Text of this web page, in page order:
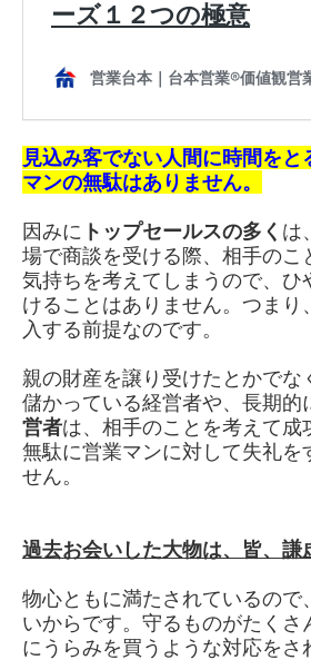
見込み客でない人間に時間をと
マンの無駄はありません。
因みに トップセールスの多く は
場で商談を受ける際、相手のこ
気持ちを考えてしまうので、ひ
けることはありません。つまり
入する前提なのです。
親の財産を譲り受けたとかでな
儲かっている経営者や、長期的
営者は、相手のことを考えて成
無駄に営業マンに対して失礼を
せん。
過去お会いした大物は、皆、謙
物心ともに満たされているので
いからです。守るものがたくさ
にうらみを買うような対応をさ